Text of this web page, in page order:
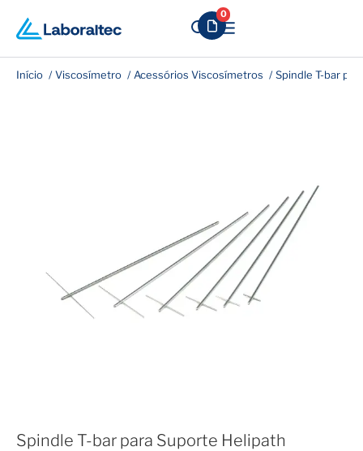
0
Início Viscosímetro Acessórios Viscosímetros Spindle T-bar
Spindle T-bar para Suporte Helipath